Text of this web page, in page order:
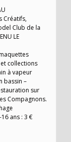
Créatifs,
Club de la
LE
collections
à vapeur
bassin –
sur
Compagnons.
ans : 3 €